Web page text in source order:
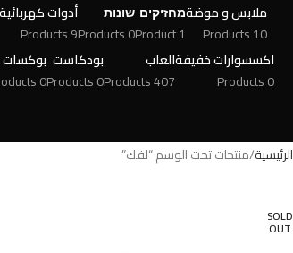
ملابس و موضة
10 Products
מחזיקים
1 Product
שונות
0 Products
أدوات كهربائية
9 Products
اكسسوارات خفيفة
0 Products
العاب
407 Products
بودكاست
0 Products
بوكسات BOX
0 Products
الرئيسية منتجات تحت الوسم “لفك”
SOLD
OUT